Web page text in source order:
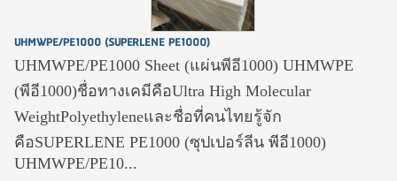
UHMWPE/PE1000 (SUPERLENE PE1000)
UHMWPE/PE1000 Sheet (แผ่นพีอี1000) UHMWPE
(พีอี1000)ชื่อทางเคมีคือUltra High Molecular
WeightPolyethyleneและชื่อที่คนไทยรู้จัก
คือSUPERLENE PE1000 (ซุปเปอร์ลีน พีอี1000)
UHMWPE/PE10...